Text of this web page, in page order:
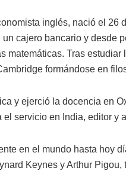
inglés, nació el 26
un cajero bancario y desde
matemáticas. Tras
formándose en
y ejerció la docencia en
servicio en India, editor y
en el mundo hasta hoy
Keynes y Arthur